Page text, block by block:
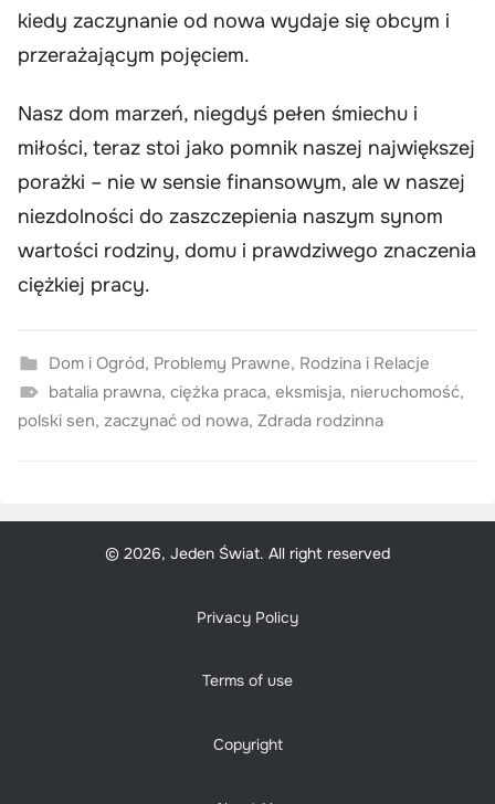
kiedy zaczynanie od nowa wydaje się obcym i
przerażającym pojęciem.
Nasz dom marzeń, niegdyś pełen śmiechu i
miłości, teraz stoi jako pomnik naszej największej
porażki – nie w sensie finansowym, ale w naszej
niezdolności do zaszczepienia naszym synom
wartości rodziny, domu i prawdziwego znaczenia
ciężkiej pracy.
Dom i Ogród, Problemy Prawne, Rodzina i Relacje
batalia prawna, ciężka praca, eksmisja, nieruchomość,
polski sen, zaczynać od nowa, Zdrada rodzinna
© 2026, Jeden Świat. All right reserved
Privacy Policy
Terms of use
Copyright